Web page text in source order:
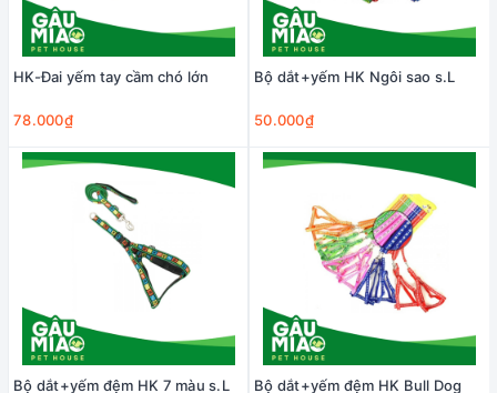
HK-Đai yếm tay cầm chó lớn
78.000₫
Bộ dắt+yếm HK Ngôi sao s.L
50.000₫
Bộ dắt+yếm đệm HK 7 màu s.L Bộ dắt+yếm đệm HK Bull Dog